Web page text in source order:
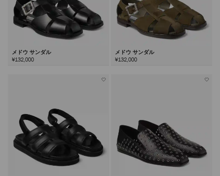
メドウ サンダル
¥132,000
メドウ サンダル
¥132,000